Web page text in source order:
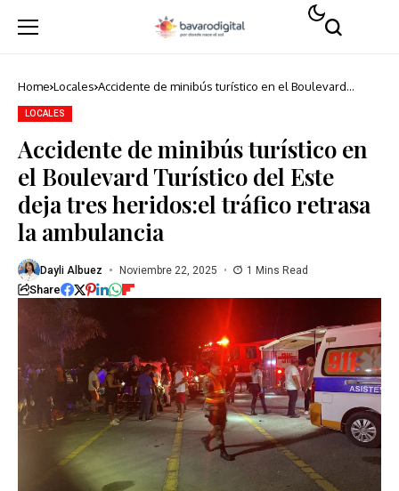
Home Locales Accidente de minibús turístico en el Boulevard
LOCALES
Accidente de minibús turístico en
el Boulevard Turístico del Este
deja tres heridos:el tráfico retrasa
la ambulancia
Dayli Albuez Noviembre 22, 2025 1 Mins Read
Share